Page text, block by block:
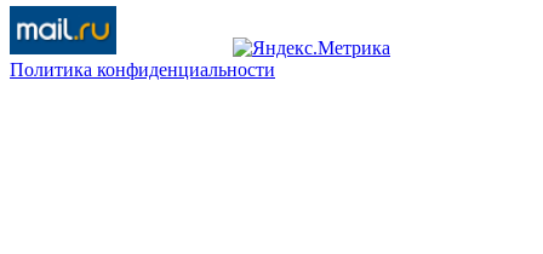
Политика конфиденциальности